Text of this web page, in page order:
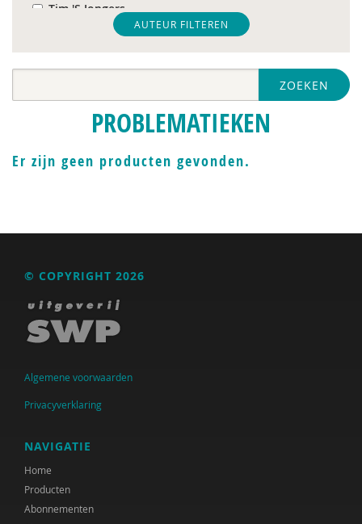
Tim 'S Jongers
Catelijne Akkermans
Mariët an Rossum
Bob Austmann
Naima Azough
Corrie Baas
Maria Baltag
Ton Beekman
Charlotte Beenakker
Mies Bezemer
AUTEUR FILTEREN
ZOEKEN
PROBLEMATIEKEN
Er zijn geen producten gevonden.
© COPYRIGHT 2026
Algemene voorwaarden
Privacyverklaring
NAVIGATIE
Home
Producten
Abonnementen